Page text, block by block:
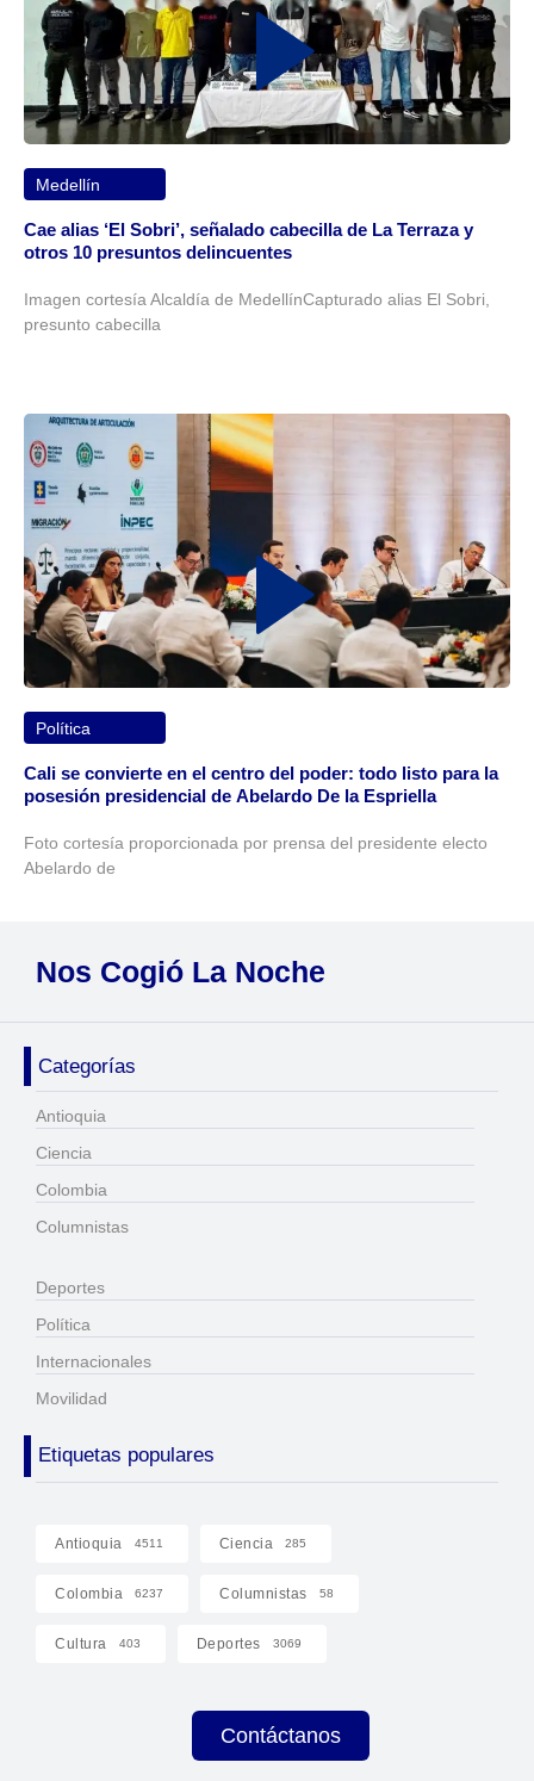
Medellín
Cae alias ‘El Sobri’, señalado cabecilla de La Terraza y
otros 10 presuntos delincuentes
Imagen cortesía Alcaldía de MedellínCapturado alias El Sobri,
presunto cabecilla
Política
Cali se convierte en el centro del poder: todo listo para la
posesión presidencial de Abelardo De la Espriella
Foto cortesía proporcionada por prensa del presidente electo
Abelardo de
Nos Cogió La Noche
Categorías
Antioquia
Ciencia
Colombia
Columnistas
Deportes
Política
Internacionales
Movilidad
Etiquetas populares
Antioquia 4511 Ciencia 285
Colombia 6237 Columnistas 58
Cultura 403 Deportes 3069
Contáctanos